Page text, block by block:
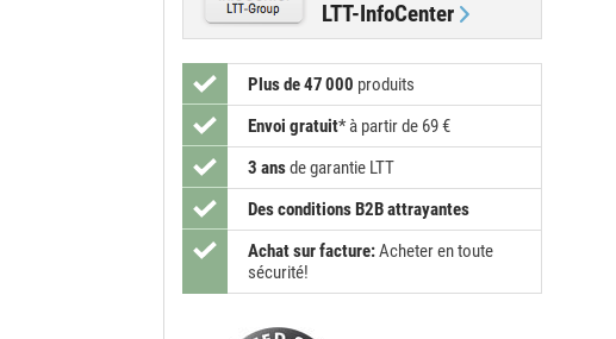
LTT-InfoCenter
Plus de 47 000 produits
Envoi gratuit* à partir de 69 €
3 ansde garantie LTT
Des conditions B2B attrayantes
Achat sur facture:Acheter en toute
sécurité!